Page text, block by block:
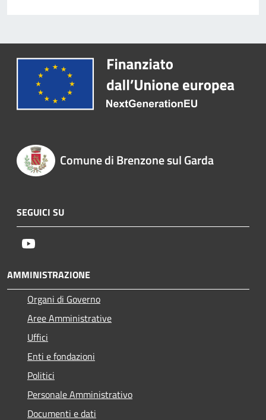
Comune di Brenzone sul Garda
SEGUICI SU
AMMINISTRAZIONE
Organi di Governo
Aree Amministrative
Uffici
Enti e fondazioni
Politici
Personale Amministrativo
Documenti e dati